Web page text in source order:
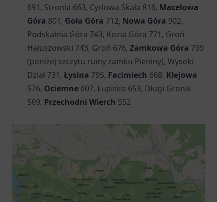
691, Stronia 663, Cyrlowa Skała 816, Macelowa
Góra 801, Goła Góra 712, Nowa Góra 902,
Podskalnia Góra 743, Kozia Góra 771, Groń
Hałuszowski 743, Groń 676, Zamkowa Góra 799
(poniżej szczytu ruiny zamku Pieniny), Wysoki
Dział 731, Łysina 795, Facimiech 668, Klejowa
576, Ociemne 607, Łupisko 653, Długi Gronik
569, Przechodni Wierch 552